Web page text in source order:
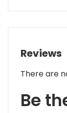
Reviews
There are
Be